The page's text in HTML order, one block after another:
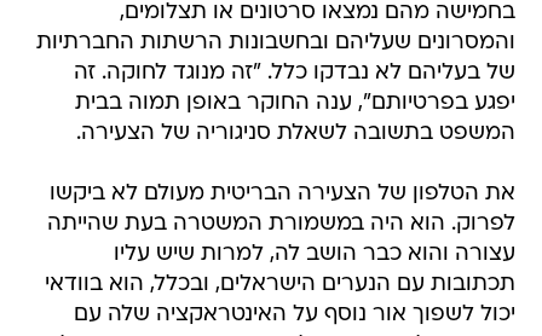
בחמישה מהם נמצאו סרטונים או תצלומים,
והמסרונים שעליהם ובחשבונות הרשתות החברתיות
של בעליהם לא נבדקו כלל. "זה מנוגד לחוקה. זה
יפגע בפרטיותם", ענה החוקר באופן תמוה בבית
המשפט בתשובה לשאלת סניגוריה של הצעירה.
את הטלפון של הצעירה הבריטית מעולם לא ביקשו
לפרוק. הוא היה במשמורת המשטרה בעת שהייתה
עצורה והוא כבר הושב לה, למרות שיש עליו
תכתובות עם הנערים הישראלים, ובכלל, הוא בוודאי
יכול לשפוך אור נוסף על האינטראקציה שלה עם